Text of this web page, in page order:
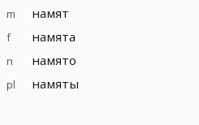
m намят
f намята
n намято
pl намяты